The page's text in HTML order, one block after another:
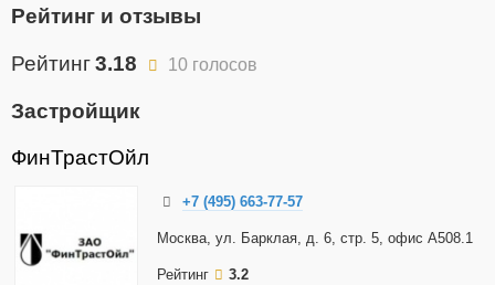
Рейтинг и отзывы
Рейтинг3.18 10 голосов
Застройщик
ФинТрастОйл
+7 (495) 663-77-57
Москва, ул. Барклая, д. 6, стр. 5, офис А508.1
Рейтинг
3.2